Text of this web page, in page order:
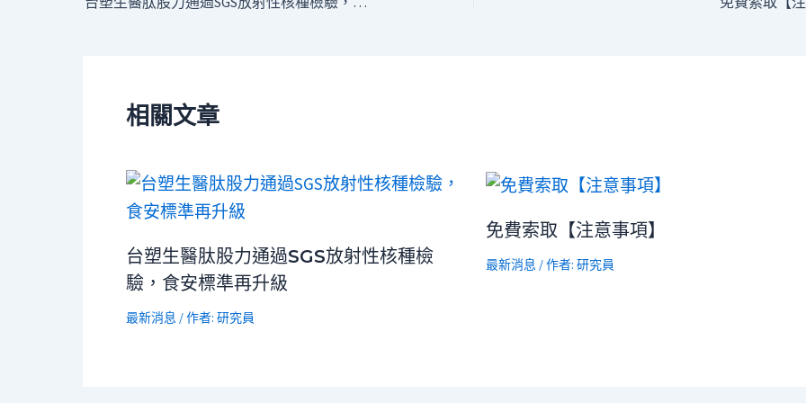
相關文章
台塑生醫肽股力通過SGS放射性核種檢
驗，食安標準再升級
最新消息 / 作者: 研究員
免費索取【注意事項】
最新消息 / 作者: 研究員